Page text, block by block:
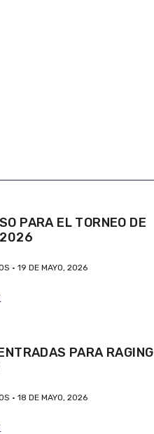
PARA EL TORNEO DE
19 DE MAYO, 2026
PARA RAGING
18 DE MAYO, 2026